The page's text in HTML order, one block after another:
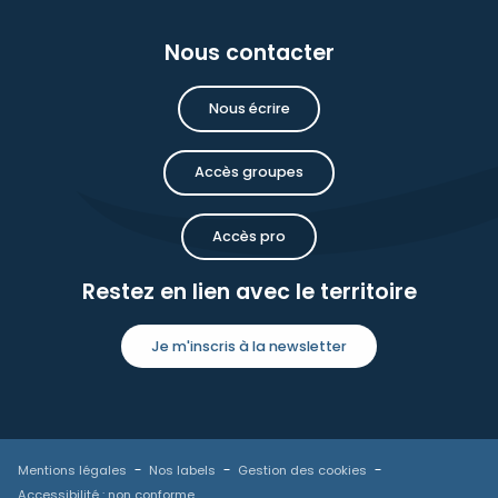
Nous contacter
Nous écrire
Accès groupes
Accès pro
Restez en lien avec le territoire
Je m'inscris à la newsletter
Mentions légales Nos labels
Gestion des cookies